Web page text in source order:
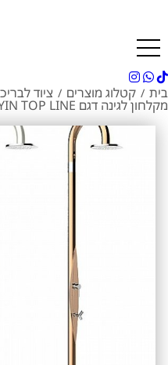
בית / קטלוג מוצרים / ציוד
מקלחון לגינה דגם FUNNY YIN TOP LINE